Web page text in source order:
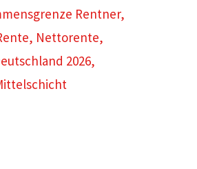
Rentner,
, Nettorente,
2026,